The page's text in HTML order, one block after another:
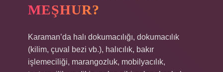
MEŞHUR?
Karaman’da halı dokumacılığı, dokumacılık
(kilim, çuval bezi vb.), halıcılık, bakır
işlemeciliği, marangozluk, mobilyacılık,